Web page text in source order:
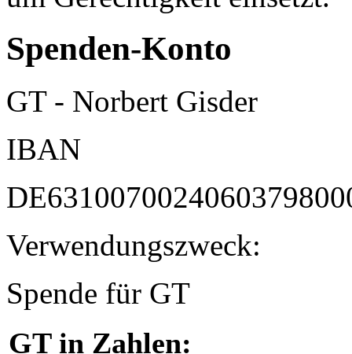
Spenden-Konto
GT - Norbert Gisder
IBAN
Verwendungszweck:
Spende für GT
GT in Zahlen: